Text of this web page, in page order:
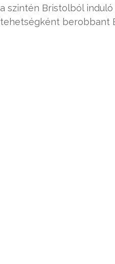
a szintén Bristolból
tehetségként berobbant